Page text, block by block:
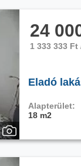
24
1 333 333 Ft
Eladó
Alapterület:
18 m2